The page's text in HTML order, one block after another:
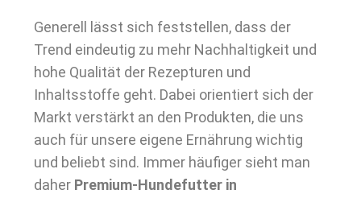
Generell lässt sich feststellen, dass der
Trend eindeutig zu mehr Nachhaltigkeit und
hohe Qualität der Rezepturen und
Inhaltsstoffe geht. Dabei orientiert sich der
Markt verstärkt an den Produkten, die uns
auch für unsere eigene Ernährung wichtig
und beliebt sind. Immer häufiger sieht man
daher Premium-Hundefutter in